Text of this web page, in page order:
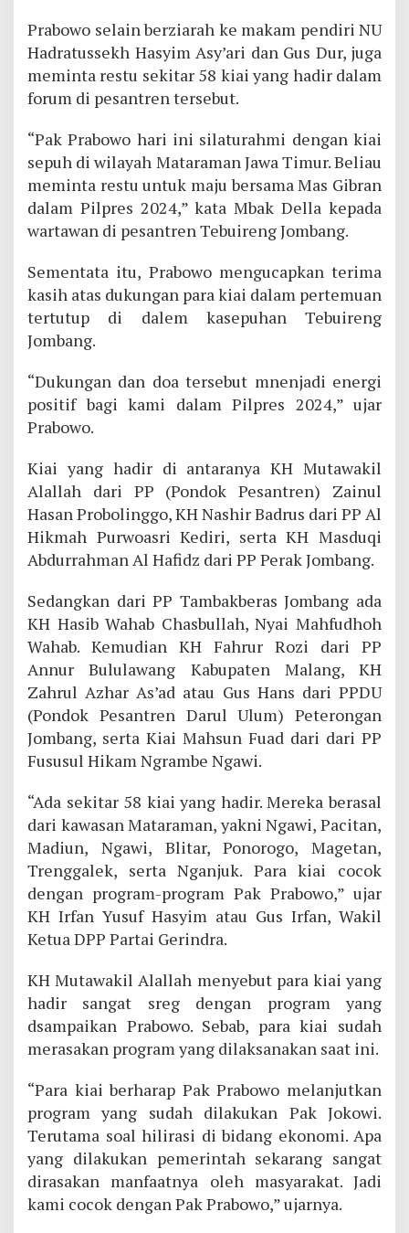
Prabowo selain berziarah ke makam pendiri NU
Hadratussekh Hasyim Asy’ari dan Gus Dur, juga
meminta restu sekitar 58 kiai yang hadir dalam
forum di pesantren tersebut.
“Pak Prabowo hari ini silaturahmi dengan kiai
sepuh di wilayah Mataraman Jawa Timur. Beliau
meminta restu untuk maju bersama Mas Gibran
dalam Pilpres 2024,” kata Mbak Della kepada
wartawan di pesantren Tebuireng Jombang.
Sementata itu, Prabowo mengucapkan terima
kasih atas dukungan para kiai dalam pertemuan
tertutup di dalem kasepuhan Tebuireng
Jombang.
“Dukungan dan doa tersebut mnenjadi energi
positif bagi kami dalam Pilpres 2024,” ujar
Prabowo.
Kiai yang hadir di antaranya KH Mutawakil
Alallah dari PP (Pondok Pesantren) Zainul
Hasan Probolinggo, KH Nashir Badrus dari PP Al
Hikmah Purwoasri Kediri, serta KH Masduqi
Abdurrahman Al Hafidz dari PP Perak Jombang.
Sedangkan dari PP Tambakberas Jombang ada
KH Hasib Wahab Chasbullah, Nyai Mahfudhoh
Wahab. Kemudian KH Fahrur Rozi dari PP
Annur Bululawang Kabupaten Malang, KH
Zahrul Azhar As’ad atau Gus Hans dari PPDU
(Pondok Pesantren Darul Ulum) Peterongan
Jombang, serta Kiai Mahsun Fuad dari dari PP
Fususul Hikam Ngrambe Ngawi.
“Ada sekitar 58 kiai yang hadir. Mereka berasal
dari kawasan Mataraman, yakni Ngawi, Pacitan,
Madiun, Ngawi, Blitar, Ponorogo, Magetan,
Trenggalek, serta Nganjuk. Para kiai cocok
dengan program-program Pak Prabowo,” ujar
KH Irfan Yusuf Hasyim atau Gus Irfan, Wakil
Ketua DPP Partai Gerindra.
KH Mutawakil Alallah menyebut para kiai yang
hadir sangat sreg dengan program yang
dsampaikan Prabowo. Sebab, para kiai sudah
merasakan program yang dilaksanakan saat ini.
“Para kiai berharap Pak Prabowo melanjutkan
program yang sudah dilakukan Pak Jokowi.
Terutama soal hilirasi di bidang ekonomi. Apa
yang dilakukan pemerintah sekarang sangat
dirasakan manfaatnya oleh masyarakat. Jadi
kami cocok dengan Pak Prabowo,” ujarnya.